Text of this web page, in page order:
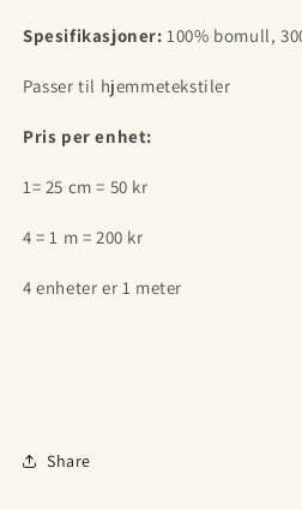
Spesifikasjoner: 100% bomull,
Passer til hjemmetekstiler
Pris per enhet:
1= 25 cm = 50 kr
4 = 1 m = 200 kr
4 enheter er 1 meter
Share